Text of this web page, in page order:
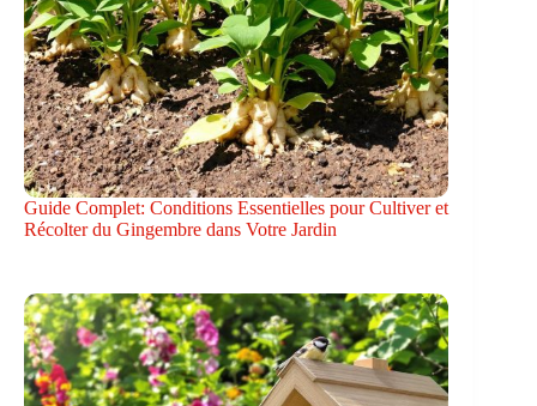
Guide Complet: Conditions Essentielles pour Cultiver et
Récolter du Gingembre dans Votre Jardin